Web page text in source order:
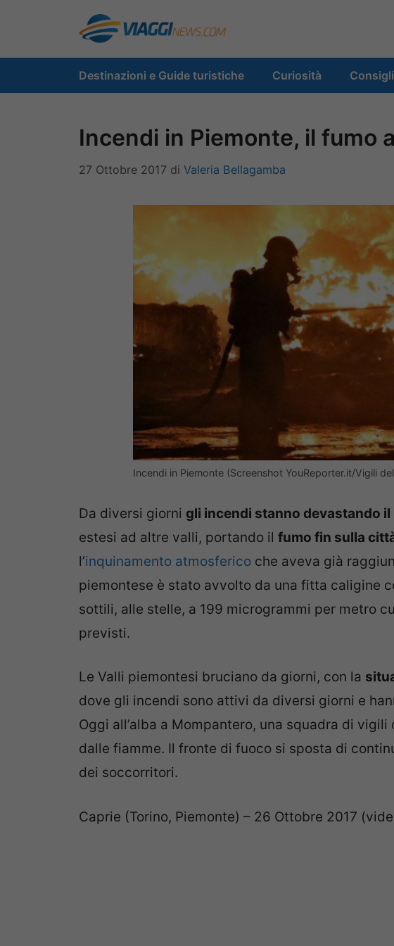
contenuto
Destinazioni e Guide turistiche Curiosità
Incendi in Piemonte, il fumo
27 Ottobre 2017 di Valeria Bellagamba
Incendi in Piemonte (Screenshot YouReporter.it/Vigili
Da diversi giorni gli incendi stanno devastando il
estesi ad altre valli, portando il fumo fin sulla
l’inquinamento atmosferico che aveva già
piemontese è stato avvolto da una fitta caligine
sottili, alle stelle, a 199 microgrammi per metro
previsti.
Le Valli piemontesi bruciano da giorni, con la
dove gli incendi sono attivi da diversi giorni e
Oggi all’alba a Mompantero, una squadra di
dalle fiamme. Il fronte di fuoco si sposta di
dei soccorritori.
Caprie (Torino, Piemonte) – 26 Ottobre 2017